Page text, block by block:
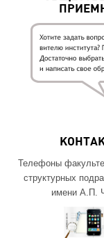
Телефоны
структурных
имени А.П.